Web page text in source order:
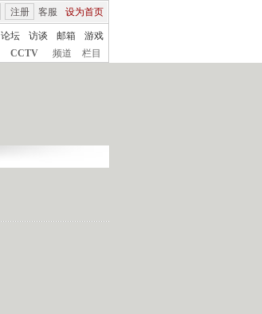
客服 设为首页
注册
论坛 访谈 邮箱
游戏
CCTV 频道 栏目